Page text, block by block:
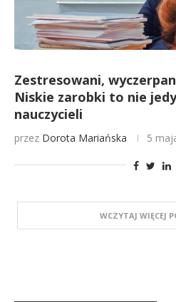
Zestresowani,
Niskie zarobki to nie
nauczycieli
przez Dorota Mariańska 5
WCZYTAJ WIĘCEJ